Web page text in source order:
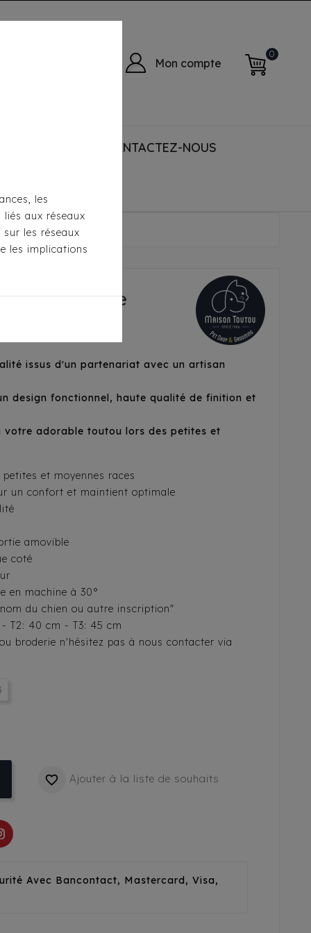
Mon compte
0
CONTACTEZ-NOUS
Beige
Stars Beige
issus d'un partenariat avec un artisan
design fonctionnel, haute qualité de finition et
adorable toutou lors des petites et
et moyennes races
un confort et maintient optimale
amovible
coté
en machine à 30°
du chien ou autre inscription"
- T2: 40 cm - T3: 45 cm
broderie n'hésitez pas à nous contacter via
 Ajouter à la liste de souhaits
Avec Bancontact, Mastercard, Visa,
les
aux réseaux
les réseaux
les implications